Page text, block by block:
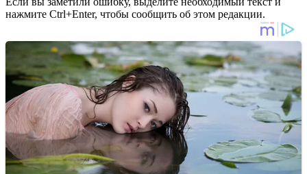
нажмите Ctrl+Enter, чтобы сообщить об этом редакции.